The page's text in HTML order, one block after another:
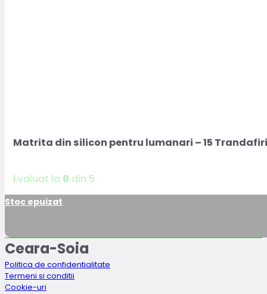
Matrita din silicon pentru lumanari – 15 Trandafiri
Evaluat la 0 din 5
Stoc epuizat
Ceara-Soia
Politica de confidentialitate
Termeni si conditii
Cookie-uri